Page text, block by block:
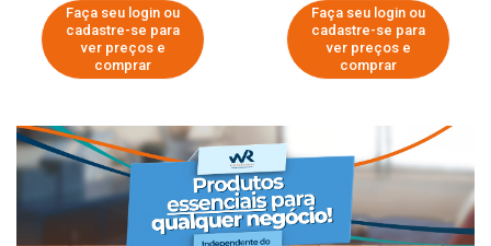
Faça seu login ou
cadastre-se para
ver preços e
comprar
Faça seu login ou
cadastre-se para
ver preços e
comprar